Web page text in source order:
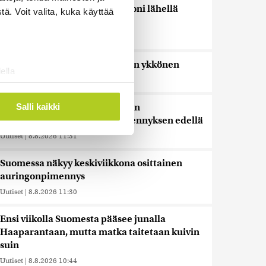
Voit valita, kuka käyttää
. Voit muuttaa
tukemiseen
alan
tietoja muihin tietoihin, joita
siirtää ulkomaille.
Salli kaikki
Bulgariassa on räjähtänyt drooni lähellä
HS: Kaikkonen puoluejohtajien ykkönen
Uutiset | 8.8.2026 13:09
Ursa on myynyt ennätysmäärän
pimennyslaseja auringonpimennyksen edellä
Uutiset | 8.8.2026 11:31
Suomessa näkyy keskiviikkona osittainen
auringonpimennys
Uutiset | 8.8.2026 11:30
Ensi viikolla Suomesta pääsee junalla
Haaparantaan, mutta matka taitetaan kuivin
suin
Uutiset | 8.8.2026 10:44